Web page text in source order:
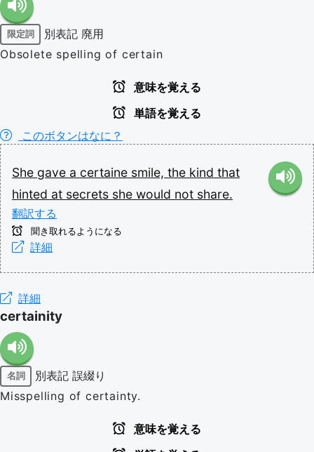
限定詞 別表記 廃用
Obsolete spelling of certain
意味を覚える
単語を覚える
このボタンはなに？
She gave a certaine smile, the kind that
hinted at secrets she would not share.
翻訳する
聞き取れるようになる
詳細
詳細
certainity
名詞 別表記 誤綴り
Misspelling of certainty.
意味を覚える